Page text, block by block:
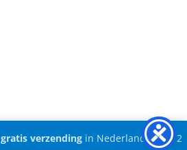
gratis verzendingin Nederland vanaf 2